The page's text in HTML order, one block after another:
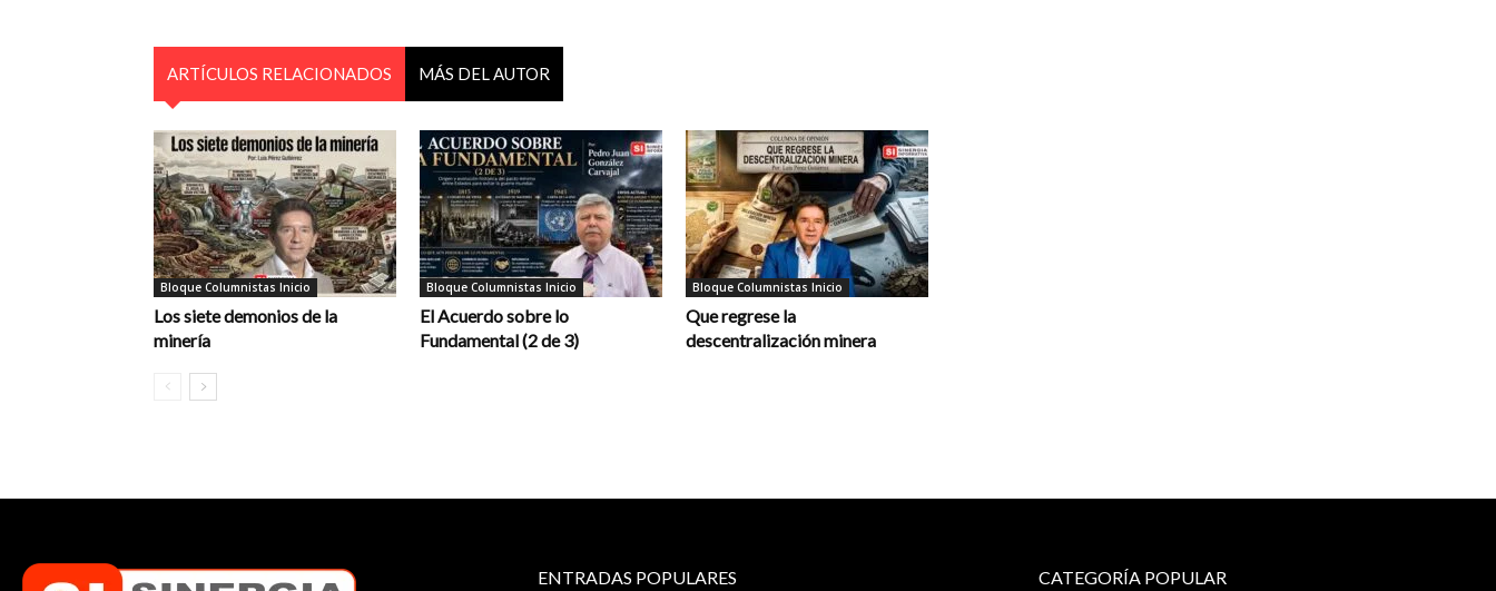
ARTÍCULOS RELACIONADOS MÁS DEL AUTOR
Bloque Columnistas Inicio
Los siete demonios de la
minería
Bloque Columnistas Inicio
El Acuerdo sobre lo
Fundamental (2 de 3)
Bloque Columnistas Inicio
Que regrese la
descentralización minera
ENTRADAS POPULARES CATEGORÍA POPULAR